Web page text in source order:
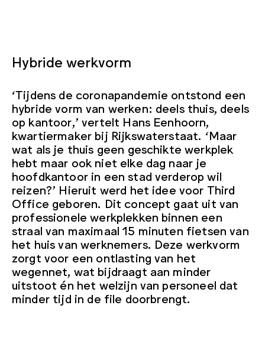
Hybride werkvorm
‘Tijdens de coronapandemie ontstond een
hybride vorm van werken: deels thuis, deels
op kantoor,’ vertelt Hans Eenhoorn,
kwartiermaker bij Rijkswaterstaat. ‘Maar
wat als je thuis geen geschikte werkplek
hebt maar ook niet elke dag naar je
hoofdkantoor in een stad verderop wil
reizen?’ Hieruit werd het idee voor Third
Office geboren. Dit concept gaat uit van
professionele werkplekken binnen een
straal van maximaal 15 minuten fietsen van
het huis van werknemers. Deze werkvorm
zorgt voor een ontlasting van het
wegennet, wat bijdraagt aan minder
uitstoot én het welzijn van personeel dat
minder tijd in de file doorbrengt.